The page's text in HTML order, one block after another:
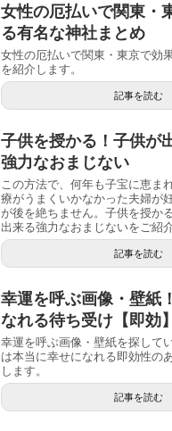
女性の厄払いで関東・
る有名な神社まとめ
女性の厄払いで関東・東京で効
を紹介します。
記事を読む
子供を授かる！子供が
強力なおまじない
この方法で、何年も子宝に恵ま
療がうまくいかなかった夫婦が
が後を絶ちません。子供を授か
出来る強力なおまじないをご紹
記事を読む
幸運を呼ぶ画像・壁紙
なれる待ち受け【即効】
幸運を呼ぶ画像・壁紙を探して
は本当に幸せになれる即効性の
します。
記事を読む